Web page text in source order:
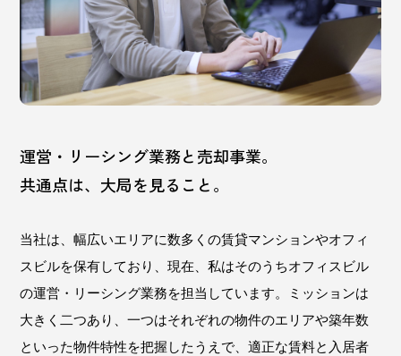
運営・リーシング業務と売却事業。
共通点は、大局を見ること。
当社は、幅広いエリアに数多くの賃貸マンションやオフィ
スビルを保有しており、現在、私はそのうちオフィスビル
の運営・リーシング業務を担当しています。ミッションは
大きく二つあり、一つはそれぞれの物件のエリアや築年数
といった物件特性を把握したうえで、適正な賃料と入居者